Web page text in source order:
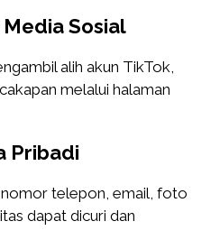
Media Sosial
alih akun TikTok,
melalui halaman
Pribadi
telepon, email, foto
dapat dicuri dan